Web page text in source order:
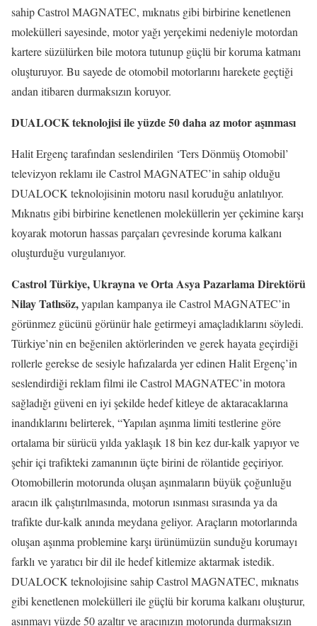
sahip Castrol MAGNATEC, mıknatıs gibi birbirine kenetlenen
molekülleri sayesinde, motor yağı yerçekimi nedeniyle motordan
kartere süzülürken bile motora tutunup güçlü bir koruma katmanı
oluşturuyor. Bu sayede de otomobil motorlarını harekete geçtiği
andan itibaren durmaksızın koruyor.
DUALOCK teknolojisi ile yüzde 50 daha az motor aşınması
Halit Ergenç tarafından seslendirilen ‘Ters Dönmüş Otomobil’
televizyon reklamı ile Castrol MAGNATEC’in sahip olduğu
DUALOCK teknolojisinin motoru nasıl koruduğu anlatılıyor.
Mıknatıs gibi birbirine kenetlenen moleküllerin yer çekimine karşı
koyarak motorun hassas parçaları çevresinde koruma kalkanı
oluşturduğu vurgulanıyor.
Castrol Türkiye, Ukrayna ve Orta Asya Pazarlama Direktörü
Nilay Tatlısöz,yapılan kampanya ile Castrol MAGNATEC’in
görünmez gücünü görünür hale getirmeyi amaçladıklarını söyledi.
Türkiye’nin en beğenilen aktörlerinden ve gerek hayata geçirdiği
rollerle gerekse de sesiyle hafızalarda yer edinen Halit Ergenç’in
seslendirdiği reklam filmi ile Castrol MAGNATEC’in motora
sağladığı güveni en iyi şekilde hedef kitleye de aktaracaklarına
inandıklarını belirterek, “Yapılan aşınma limiti testlerine göre
ortalama bir sürücü yılda yaklaşık 18 bin kez dur-kalk yapıyor ve
şehir içi trafikteki zamanının üçte birini de rölantide geçiriyor.
Otomobillerin motorunda oluşan aşınmaların büyük çoğunluğu
aracın ilk çalıştırılmasında, motorun ısınması sırasında ya da
trafikte dur-kalk anında meydana geliyor. Araçların motorlarında
oluşan aşınma problemine karşı ürünümüzün sunduğu korumayı
farklı ve yaratıcı bir dil ile hedef kitlemize aktarmak istedik.
DUALOCK teknolojisine sahip Castrol MAGNATEC, mıknatıs
gibi kenetlenen molekülleri ile güçlü bir koruma kalkanı oluşturur,
aşınmayı yüzde 50 azaltır ve aracınızın motorunda durmaksızın